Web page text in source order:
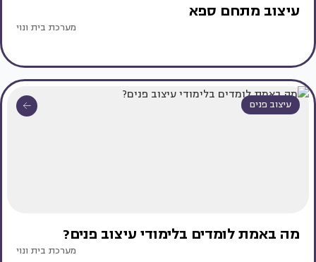
עיצוב מתחם ספא
מערכת בית ונוי
עיצוב פנים
מה באמת לומדים בלימודי עיצוב פנים?
מערכת בית ונוי